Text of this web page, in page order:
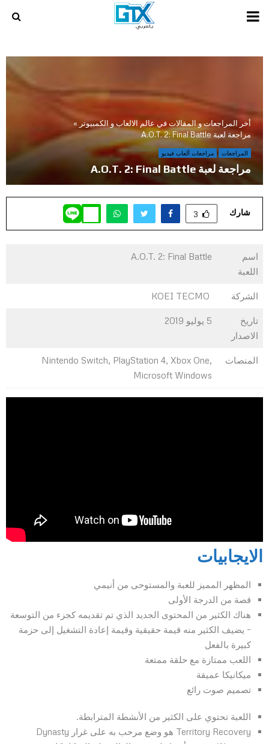
PRIMARY
أخر المراجعات و المقالات في عالم الالعاب و الكمبيوتر »
مراجعة لعبة A.O.T. 2: Final Battle
المراجعات مراجعات ألعاب فيديو
مراجعة لعبة A.O.T. 2: Final Battle
شارك 3
اسم
اللعبة
A.O.T. 2: Final Battle
الشركة
تاريخ
الاصدار
5 يوليو 2019
المنصات
Nintendo Switch, PlayStation 4, Xbox One,
Microsoft Windows
الايجابيات
المظهر المميز للعبة والمستوحى من أنيمي
قصة من الدرجة الأولى
هناك الكثير من المحتوى الجديد الذي تم تقديمه كجزء من التوسعة
– يضيف الكثير منه قيمة حقيقية وقيمة إعادة التشغيل إلى حزمة
كبيرة بالفعل
اللعب ممتازة مع حلقة ممتعة
ميكانيكا عميقة
تصميم صوت رائع
اللعبة تحتوي على الكثير من الأنشطة المترابطة.
Territory Recovery هو وضع مرحب به على غرار Dynasty